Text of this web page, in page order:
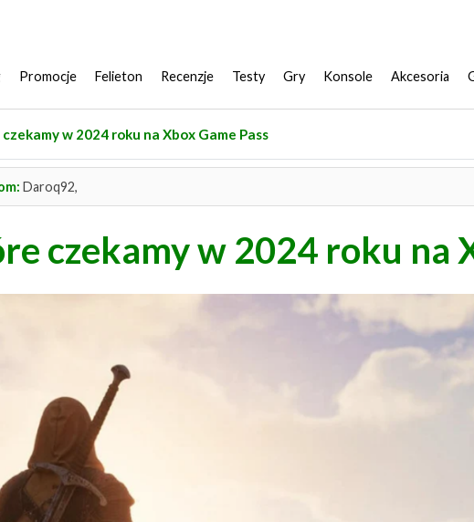
Promocje Felieton Recenzje Testy Gry Konsole Akcesoria
w 2024 roku na Xbox Game Pass
Daroq92,
czekamy w 2024 roku na